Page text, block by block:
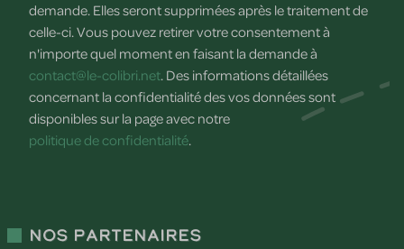
demande. Elles seront supprimées après le traitement de
celle-ci. Vous pouvez retirer votre consentement à
n'importe quel moment en faisant la demande à
contact@le-colibri.net. Des informations détaillées
concernant la confidentialité des vos données sont
disponibles sur la page avec notre
politique de confidentialité.
Nos partenaires